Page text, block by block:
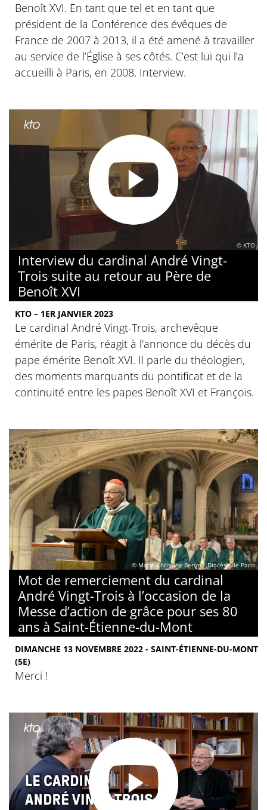
Benoît XVI. En tant que tel et en tant que
président de la Conférence des évêques de
France de 2007 à 2013, il a été amené à travailler
au service de l’Église à ses côtés. C’est lui qui l’a
accueilli à Paris, en 2008. Interview.
© KTO
Interview du cardinal André Vingt-
Trois suite au retour au Père de
Benoît XVI
KTO – 1ER JANVIER 2023
Le cardinal André Vingt-Trois, archevêque
émérite de Paris, réagit à l'annonce du décès du
pape émérite Benoît XVI. Il parle du théologien,
des moments marquants du pontificat et de la
continuité entre les papes Benoît XVI et François.
© Marie-Christine Bertin / Diocèse de Paris
Mot de remerciement du cardinal
André Vingt-Trois à l’occasion de la
Messe d’action de grâce pour ses 80
ans à Saint-Étienne-du-Mont
DIMANCHE 13 NOVEMBRE 2022 - SAINT-ÉTIENNE-DU-MONT
(5E)
Merci !